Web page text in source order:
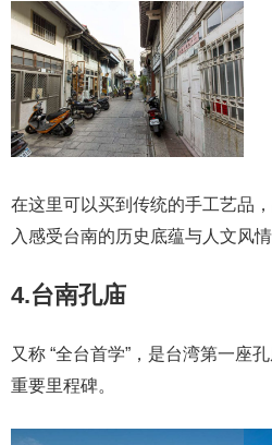
在这里可以买到传统的手工艺品
入感受台南的历史底蕴与人文风情
4.台南孔庙
又称 “全台首学”，是台湾第一座
重要里程碑。